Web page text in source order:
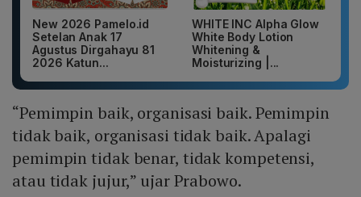
New 2026 Pamelo.id
Setelan Anak 17
Agustus Dirgahayu 81
2026 Katun...
WHITE INC Alpha Glow
White Body Lotion
Whitening &
Moisturizing |...
“Pemimpin baik, organisasi baik. Pemimpin
tidak baik, organisasi tidak baik. Apalagi
pemimpin tidak benar, tidak kompetensi,
atau tidak jujur,” ujar Prabowo.